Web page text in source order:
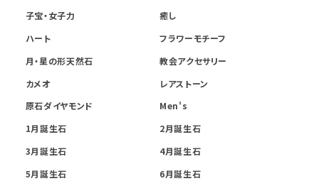
子宝・女子力
癒し
ハート
フラワーモチーフ
月・星の形天然石
教会アクセサリー
カメオ
レアストーン
原石ダイヤモンド
Men's
1月誕生石
2月誕生石
3月誕生石
4月誕生石
5月誕生石
6月誕生石